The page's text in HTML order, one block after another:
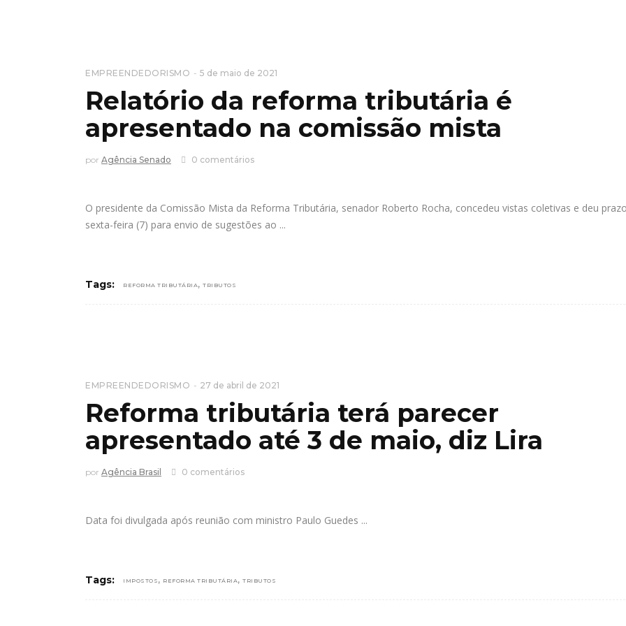
EMPREENDEDORISMO 5 de maio de 2021
Relatório da reforma tributária é
apresentado na comissão mista
por Agência Senado 0 comentários
O presidente da Comissão Mista da Reforma Tributária, senador Roberto Rocha, concedeu vistas coletivas e deu
sexta-feira (7) para envio de sugestões ao
Tags: REFORMA TRIBUTÁRIA, TRIBUTOS
EMPREENDEDORISMO 27 de abril de 2021
Reforma tributária terá parecer
apresentado até 3 de maio, diz Lira
por Agência Brasil 0 comentários
Data foi divulgada após reunião com ministro Paulo Guedes
Tags: IMPOSTOS , REFORMA TRIBUTÁRIA, TRIBUTOS